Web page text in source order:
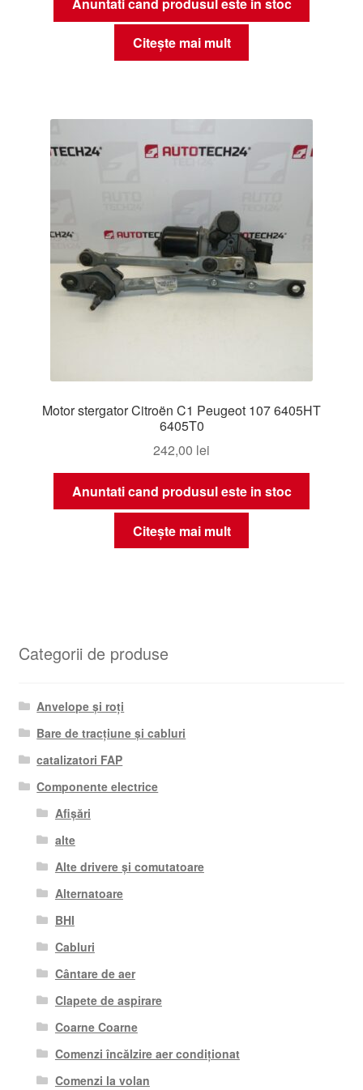
Citește mai mult
Motor stergator Citroën C1 Peugeot 107 6405HT
6405T0
242,00 lei
Anuntati cand produsul este in stoc
Citește mai mult
Categorii de produse
Anvelope și roți
Bare de tracțiune și cabluri
catalizatori FAP
Componente electrice
Afișări
alte
Alte drivere și comutatoare
Alternatoare
BHI
Cabluri
Cântare de aer
Clapete de aspirare
Coarne Coarne
Comenzi încălzire aer condiționat
Comenzi la volan